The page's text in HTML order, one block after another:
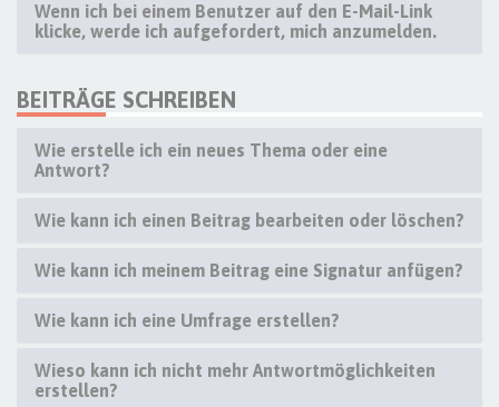
Wenn ich bei einem Benutzer auf den E-Mail-Link
klicke, werde ich aufgefordert, mich anzumelden.
BEITRÄGE SCHREIBEN
Wie erstelle ich ein neues Thema oder eine
Antwort?
Wie kann ich einen Beitrag bearbeiten oder löschen?
Wie kann ich meinem Beitrag eine Signatur anfügen?
Wie kann ich eine Umfrage erstellen?
Wieso kann ich nicht mehr Antwortmöglichkeiten
erstellen?